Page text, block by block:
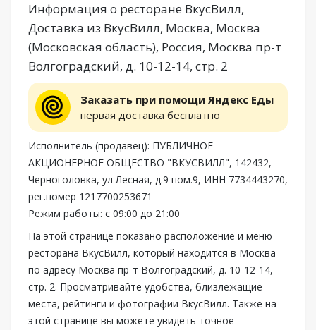
Информация о ресторане ВкусВилл,
Доставка из ВкусВилл, Москва, Москва
(Московская область), Россия, Москва пр-т
Волгоградский, д. 10-12-14, стр. 2
Заказать при помощи Яндекс Еды
первая доставка бесплатно
Исполнитель (продавец): ПУБЛИЧНОЕ
АКЦИОНЕРНОЕ ОБЩЕСТВО "ВКУСВИЛЛ", 142432,
Черноголовка, ул Лесная, д.9 пом.9, ИНН 7734443270,
рег.номер 1217700253671
Режим работы: с 09:00 до 21:00
На этой странице показано расположение и меню
ресторана ВкусВилл, который находится в Москва
по адресу Москва пр-т Волгоградский, д. 10-12-14,
стр. 2. Просматривайте удобства, близлежащие
места, рейтинги и фотографии ВкусВилл. Также на
этой странице вы можете увидеть точное